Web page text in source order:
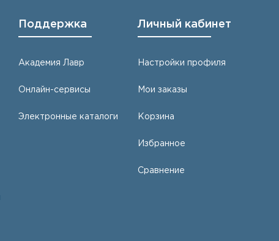
Поддержка
Академия Лавр
Онлайн-сервисы
Электронные каталоги
Личный кабинет
Настройки профиля
Мои заказы
Корзина
Избранное
Сравнение